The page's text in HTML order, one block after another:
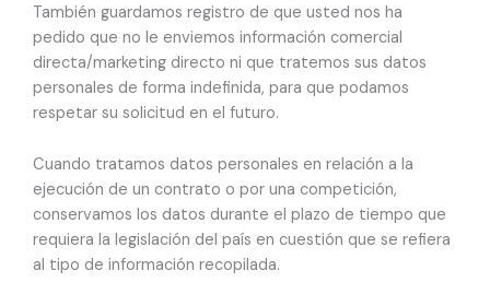
También guardamos registro de que usted nos ha
pedido que no le enviemos información comercial
directa/marketing directo ni que tratemos sus datos
personales de forma indefinida, para que podamos
respetar su solicitud en el futuro.
Cuando tratamos datos personales en relación a la
ejecución de un contrato o por una competición,
conservamos los datos durante el plazo de tiempo que
requiera la legislación del país en cuestión que se refiera
al tipo de información recopilada.